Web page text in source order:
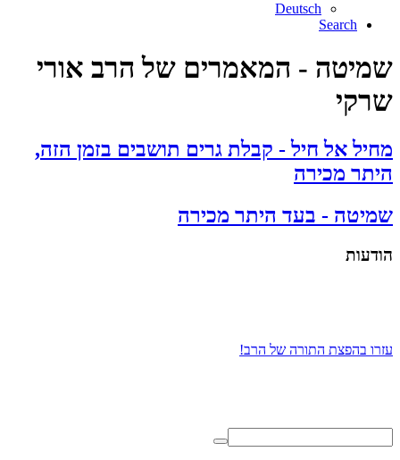
Deutsch
Search
שמיטה - המאמרים של הרב אורי
שרקי
מחיל אל חיל - קבלת גרים תושבים בזמן הזה,
היתר מכירה
שמיטה - בעד היתר מכירה
הודעות
עזרו בהפצת התורה של הרב!